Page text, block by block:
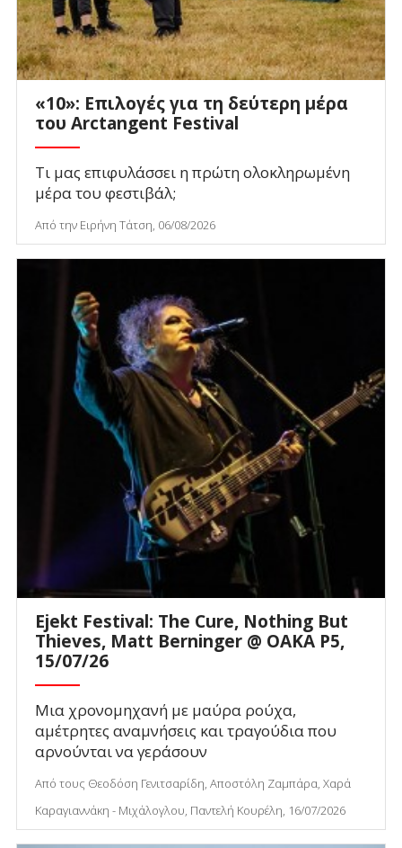
«10»: Επιλογές για τη δεύτερη μέρα
του Arctangent Festival
Τι μας επιφυλάσσει η πρώτη ολοκληρωμένη
μέρα του φεστιβάλ;
Από την Ειρήνη Τάτση, 06/08/2026
Ejekt Festival: The Cure, Nothing But
Thieves, Matt Berninger @ ΟΑΚΑ P5,
15/07/26
Μια χρονομηχανή με μαύρα ρούχα,
αμέτρητες αναμνήσεις και τραγούδια που
αρνούνται να γεράσουν
Από τους Θεοδόση Γενιτσαρίδη, Αποστόλη Ζαμπάρα, Χαρά
Καραγιαννάκη - Μιχάλογλου, Παντελή Κουρέλη, 16/07/2026